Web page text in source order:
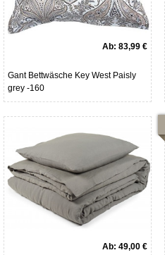
Ab: 83,99 €
Gant Bettwäsche Key West Paisly
grey -160
Ab: 49,00 €